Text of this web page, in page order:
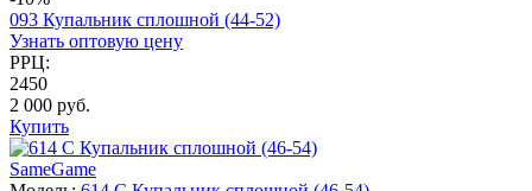
093 Купальник сплошной (44-52)
Узнать оптовую цену
РРЦ:
2450
2 000 руб.
Купить
SameGame